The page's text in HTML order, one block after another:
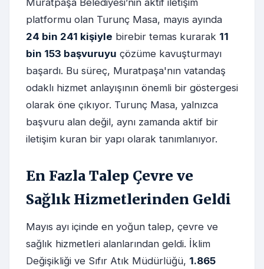
Muratpaşa Belediyesi’nin aktif iletişim
platformu olan Turunç Masa, mayıs ayında
24 bin 241 kişiyle birebir temas kurarak 11
bin 153 başvuruyu çözüme kavuşturmayı
başardı. Bu süreç, Muratpaşa'nın vatandaş
odaklı hizmet anlayışının önemli bir göstergesi
olarak öne çıkıyor. Turunç Masa, yalnızca
başvuru alan değil, aynı zamanda aktif bir
iletişim kuran bir yapı olarak tanımlanıyor.
En Fazla Talep Çevre ve
Sağlık Hizmetlerinden Geldi
Mayıs ayı içinde en yoğun talep, çevre ve
sağlık hizmetleri alanlarından geldi. İklim
Değişikliği ve Sıfır Atık Müdürlüğü, 1.865